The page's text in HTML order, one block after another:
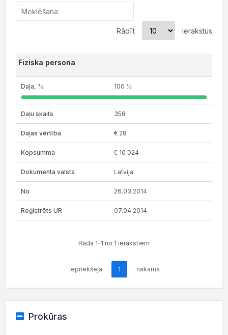
Rādīt ierakstus
Fiziska persona
100 %
358
€ 28
€ 10 024
Latvija
26.03.2014
07.04.2014
Rāda 1–1 no 1 ierakstiem
iepriekšējā 1 nākamā
Prokūras